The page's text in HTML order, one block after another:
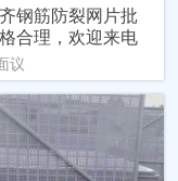
钢筋防裂网片批
合理，欢迎来电
议